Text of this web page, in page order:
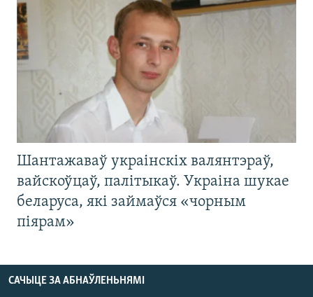
Шантажаваў украінскіх валянтэраў,
вайскоўцаў, палітыкаў. Украіна шукае
беларуса, які займаўся «чорным
піярам»
САЧЫЦЕ ЗА АБНАЎЛЕНЬНЯМІ